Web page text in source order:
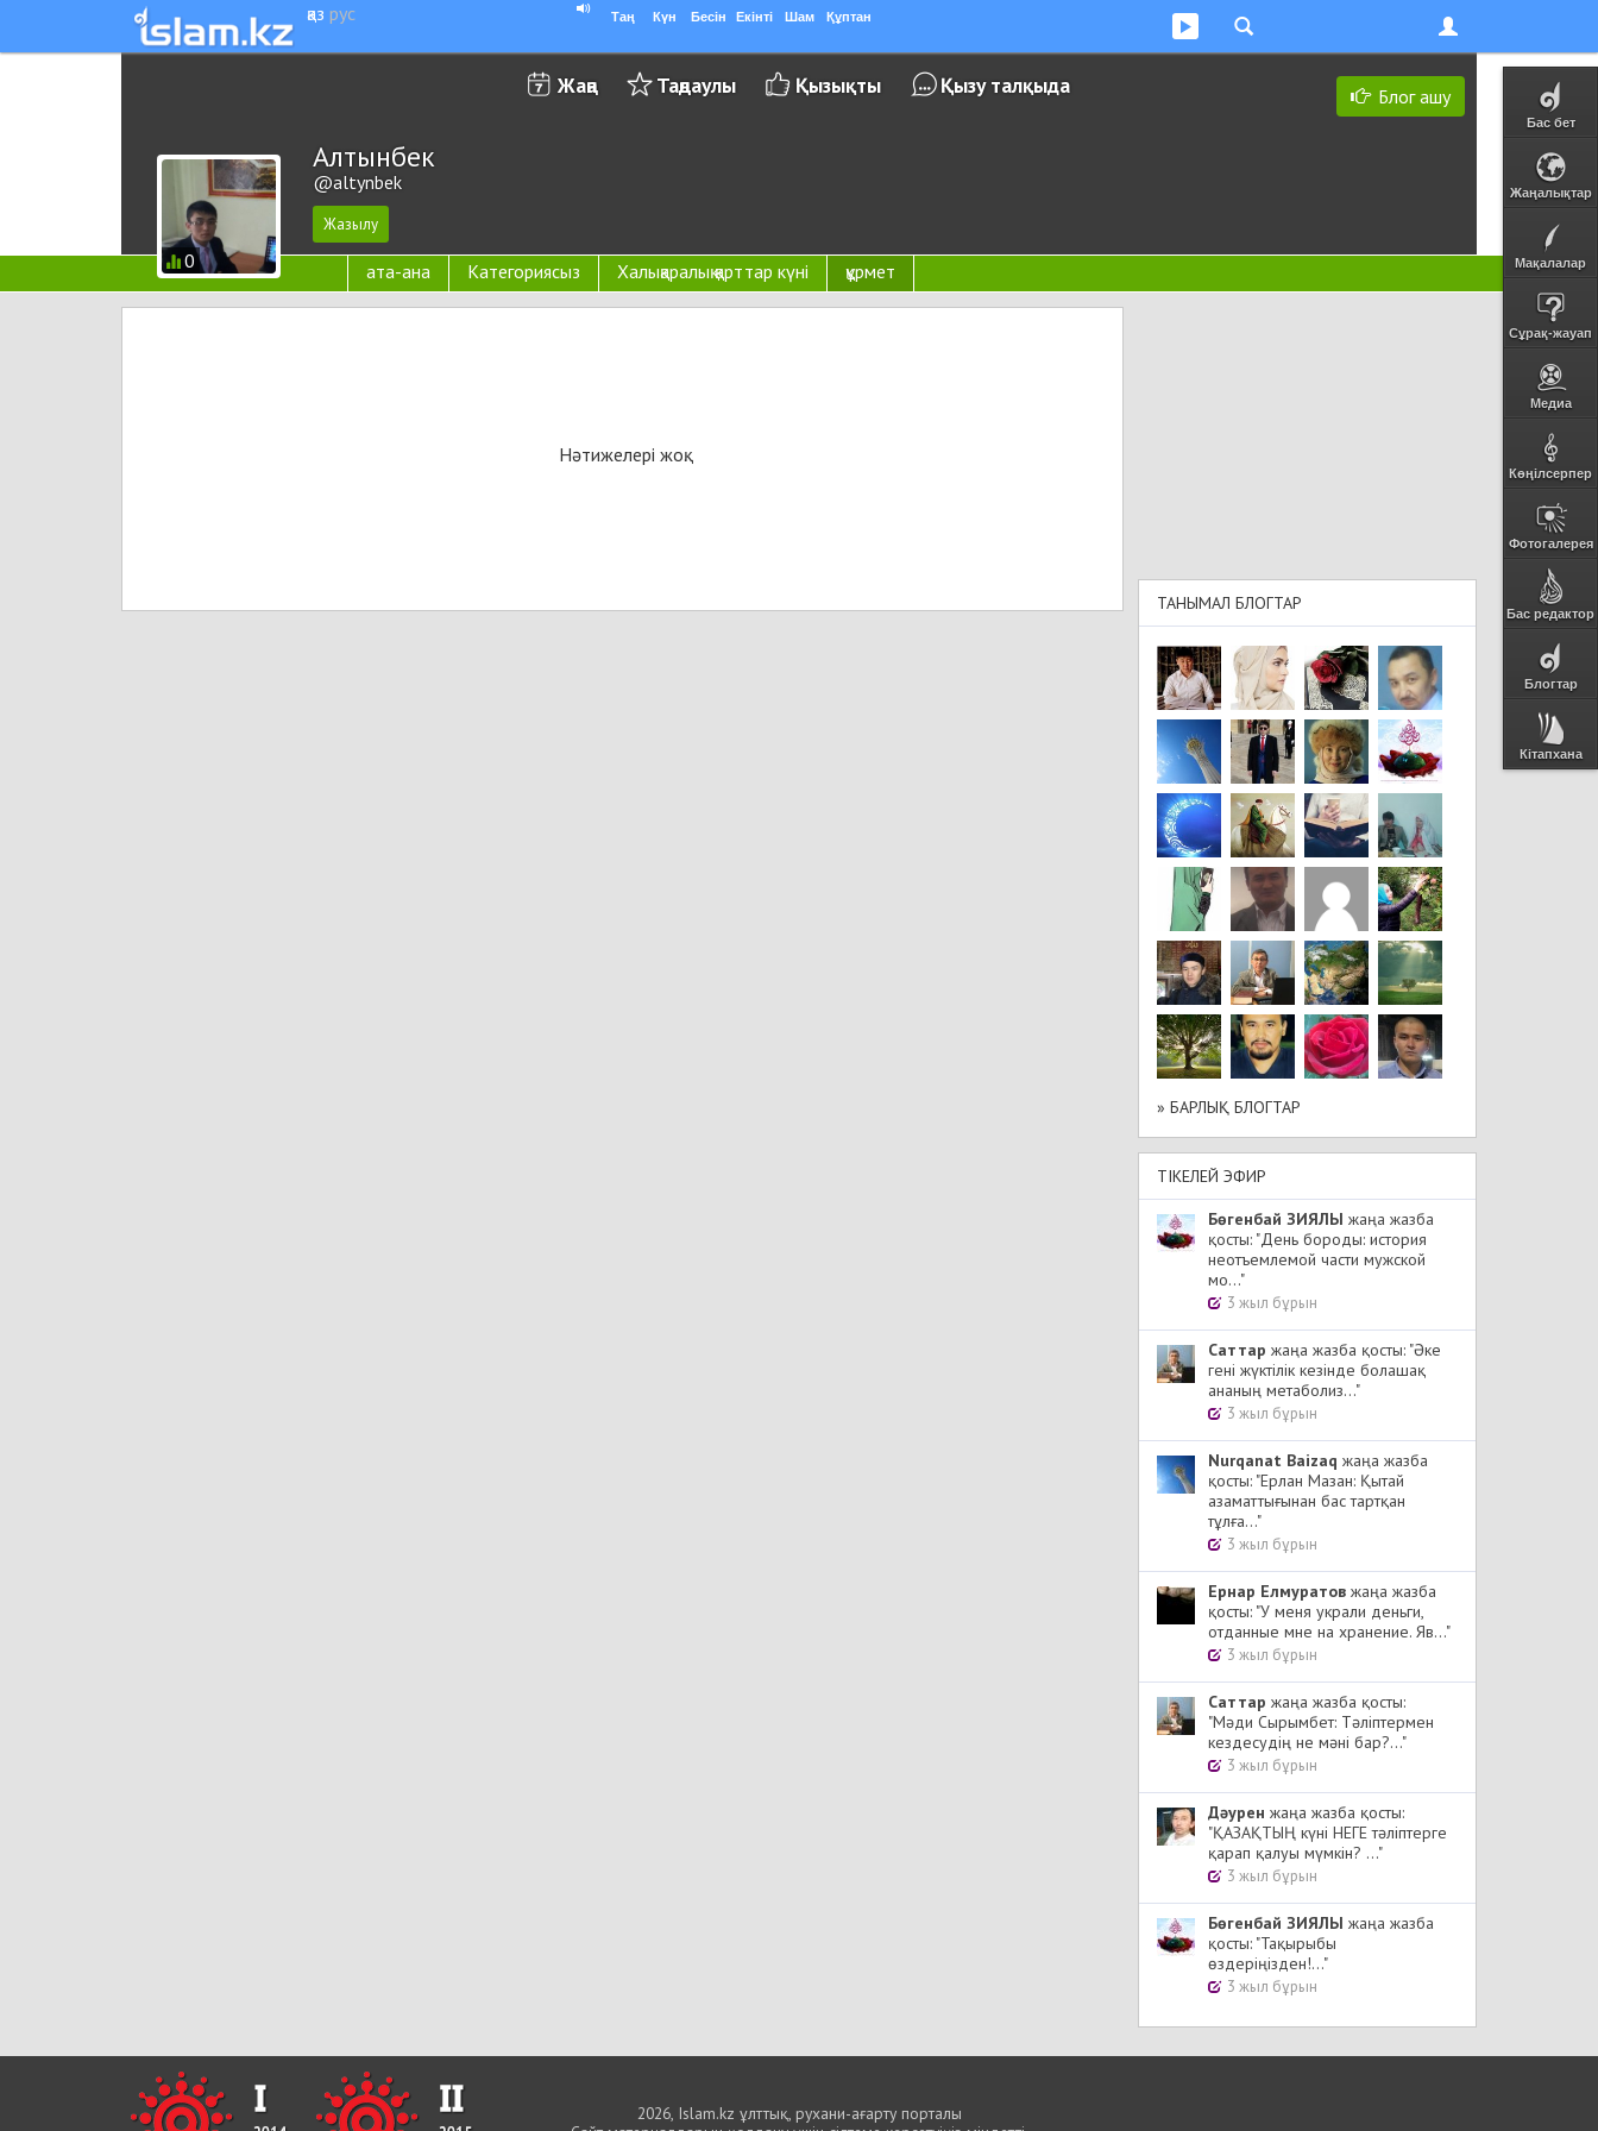
қаз рус Таң Күн Бесін Екінті Шам Құптан
Бас бет
Жаңалықтар
Мақалалар
Сұрақ-жауап
Медиа
Көңілсерпер
Фотогалерея
Бас редактор
Блогтар
Кітапхана
Блог ашу
Жаңа Таңдаулы Қызықты Қызу талқыда
0
Алтынбек
@altynbek
ата-ана Категориясыз Халықаралық қарттар күні құрмет
Нәтижелері жоқ.
ТАНЫМАЛ БЛОГТАР
» БАРЛЫҚ БЛОГТАР
ТІКЕЛЕЙ ЭФИР
Бөгенбай ЗИЯЛЫ жаңа жазба
қосты: "День бороды: история
неотъемлемой части мужской
мо..."
3 жыл бұрын
Cаттар жаңа жазба қосты: "Әке
гені жүктілік кезінде болашақ
ананың метаболиз..."
3 жыл бұрын
Nurqanat Baizaq жаңа жазба
қосты: "Ерлан Мазан: Қытай
азаматтығынан бас тартқан
тұлға..."
3 жыл бұрын
Ернар Елмуратов жаңа жазба
қосты: "У меня украли деньги,
отданные мне на хранение. Яв..."
3 жыл бұрын
Cаттар жаңа жазба қосты:
"Мәди Сырымбет: Тәліптермен
кездесудің не мәні бар?..."
3 жыл бұрын
Дәурен жаңа жазба қосты:
"ҚАЗАҚТЫҢ күні НЕГЕ тәліптерге
қарап қалуы мүмкін? ..."
3 жыл бұрын
Бөгенбай ЗИЯЛЫ жаңа жазба
қосты: "Тақырыбы
өздеріңізден!..."
3 жыл бұрын
2026, Islam.kz ұлттық, рухани-ағарту порталы